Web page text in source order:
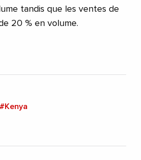
tandis que les ventes de
20 % en volume.
#Kenya